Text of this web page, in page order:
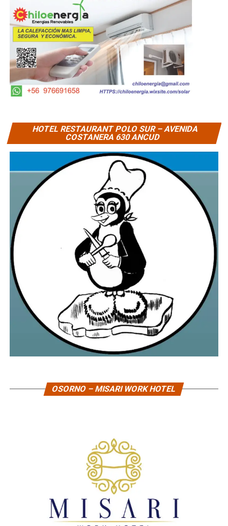
HOTEL RESTAURANT POLO SUR – AVENIDA
COSTANERA 630 ANCUD
OSORNO – MISARI WORK HOTEL